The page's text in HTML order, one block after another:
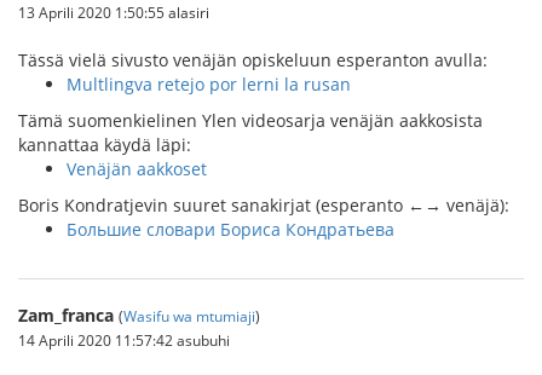
13 Aprili 2020 1:50:55 alasiri
Tässä vielä sivusto venäjän opiskeluun esperanton avulla:
Multlingva retejo por lerni la rusan
Tämä suomenkielinen Ylen videosarja venäjän aakkosista
kannattaa käydä läpi:
Venäjän aakkoset
Boris Kondratjevin suuret sanakirjat (esperanto ←→ venäjä):
Большие словари Бориса Кондратьева
Zam_franca (Wasifu wa mtumiaji)
14 Aprili 2020 11:57:42 asubuhi